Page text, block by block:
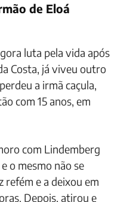
de Eloá
luta pela vida após
Costa, já viveu outro
a irmã caçula,
com 15 anos, em
com Lindemberg
o mesmo não se
refém e a deixou em
Depois, atirou e